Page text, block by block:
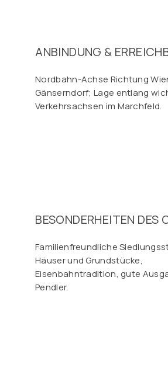
ANBINDUNG &
Nordbahn-Achse Richtung
Gänserndorf; Lage entlang
Verkehrsachsen im Marchfeld.
BESONDERHEITEN DES
Familienfreundliche
Häuser und Grundstücke,
Eisenbahntradition, gute
Pendler.